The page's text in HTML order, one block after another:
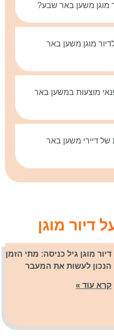
מוגן משען באר שבע?
מוגן משען באר
מוצעות במשען באר
דיירי משען באר
דיור מוגן
דיור מוגן גיל כניסה: מתי הזמן
הנכון לעשות את המעבר
קרא עוד »